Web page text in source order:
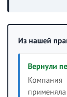
Из нашей
Вернули